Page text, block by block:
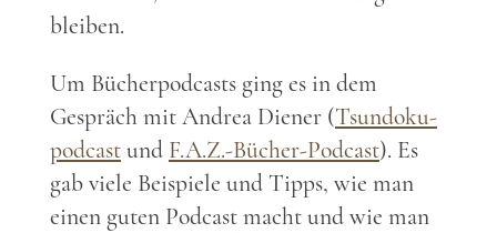
bleiben.
Um Bücherpodcasts ging es in dem
Gespräch mit Andrea Diener (Tsundoku-
podcastund F.A.Z.-Bücher-Podcast). Es
gab viele Beispiele und Tipps, wie man
einen guten Podcast macht und wie man